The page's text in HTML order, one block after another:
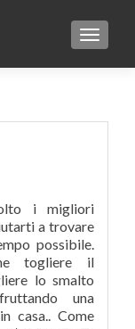
i migliori
a trovare
possibile.
togliere il
lo smalto
una
casa.. Come